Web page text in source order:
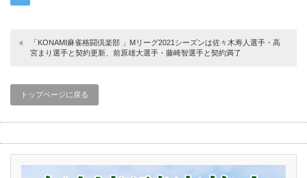
「KONAMI麻雀格闘倶楽部 」Mリーグ2021シーズンは佐々木寿人選手・高
宮まり選手と契約更新、前原雄大選手・藤崎智選手と契約満了
トップページに戻る